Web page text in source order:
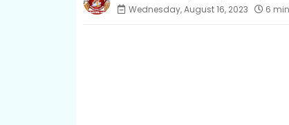
Wednesday, August 16, 2023
6